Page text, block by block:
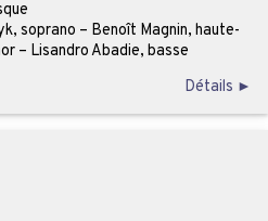
soprano – Benoît Magnin, haute-
– Lisandro Abadie, basse
Détails ►